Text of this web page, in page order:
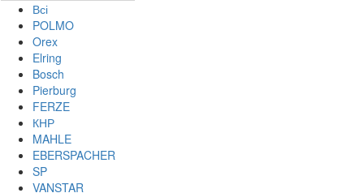
Всі
POLMO
Orex
Elring
Bosch
Pierburg
FERZE
КНР
MAHLE
EBERSPACHER
SP
VANSTAR